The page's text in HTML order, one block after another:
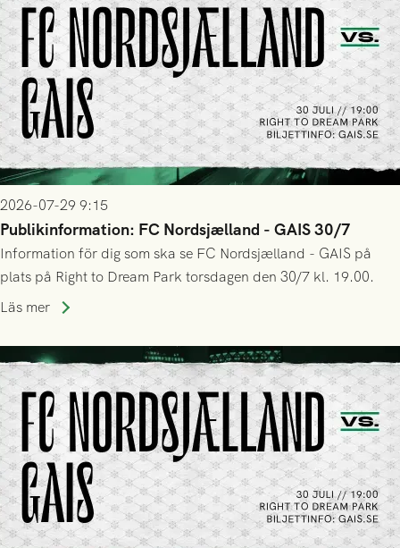
2026-07-29 9:15
Publikinformation: FC Nordsjælland - GAIS 30/7
Information för dig som ska se FC Nordsjælland - GAIS på
plats på Right to Dream Park torsdagen den 30/7 kl. 19.00.
Läs mer